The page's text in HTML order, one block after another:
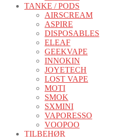
TANKE / PODS
AIRSCREAM
ASPIRE
DISPOSABLES
ELEAF
GEEKVAPE
INNOKIN
JOYETECH
LOST VAPE
MOTI
SMOK
SXMINI
VAPORESSO
VOOPOO
TILBEHØR